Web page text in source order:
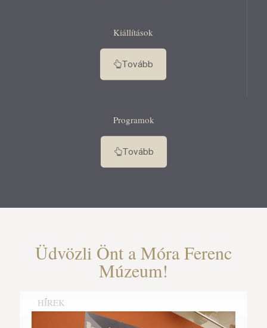
Kiállítások
Tovább
Programok
Tovább
Üdvözli Önt a Móra Ferenc
Múzeum!
HÍREK